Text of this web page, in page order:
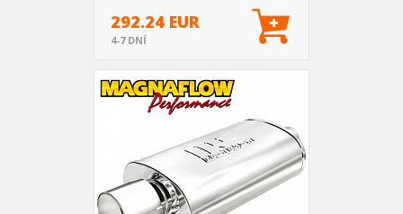
292.24 EUR
4-7 DNÍ